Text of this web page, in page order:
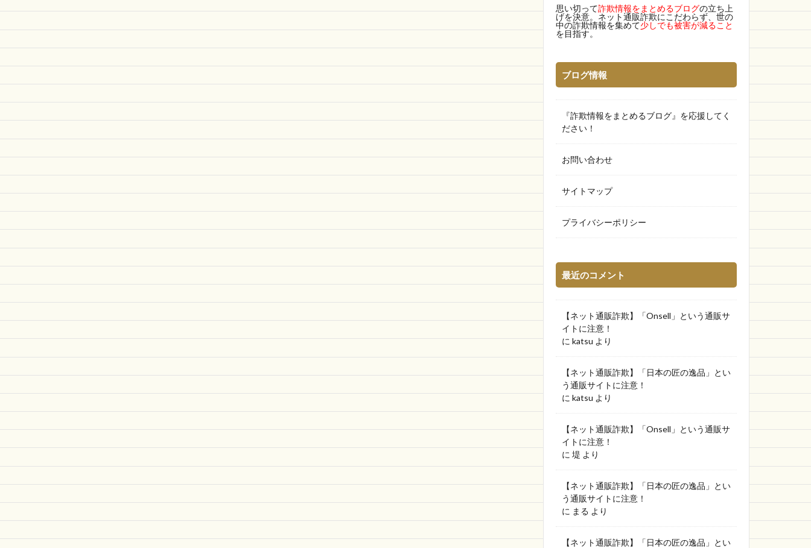
思い切って詐欺情報をまとめるブログの立ち上
げを決意。ネット通販詐欺にこだわらず、世の
中の詐欺情報を集めて少しでも被害が減ること
を目指す。
ブログ情報
『詐欺情報をまとめるブログ』を応援してく
ださい！
お問い合わせ
サイトマップ
プライバシーポリシー
最近のコメント
【ネット通販詐欺】「Onsell」という通販サ
イトに注意！
に katsu より
【ネット通販詐欺】「日本の匠の逸品」とい
う通販サイトに注意！
に katsu より
【ネット通販詐欺】「Onsell」という通販サ
イトに注意！
に 堤 より
【ネット通販詐欺】「日本の匠の逸品」とい
う通販サイトに注意！
に まる より
【ネット通販詐欺】「日本の匠の逸品」とい